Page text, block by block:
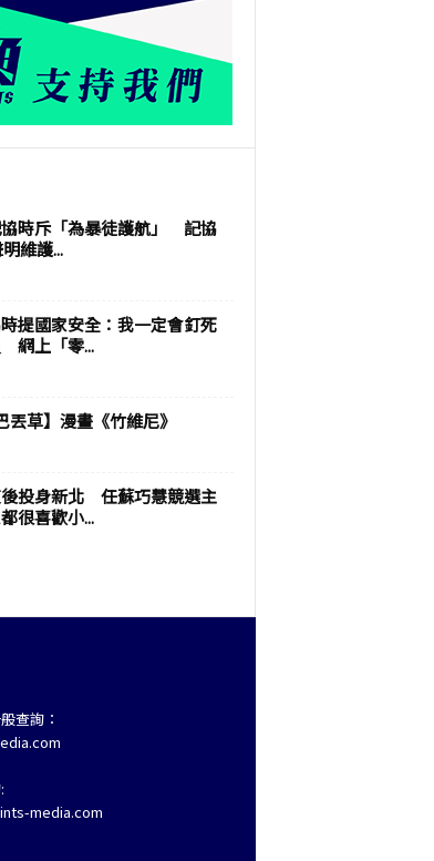
時斥「為暴徒護航」 記協
維護...
提國家安全：我一定會釘死
網上「零...
丟草】漫畫《竹維尼》
投身新北 任蘇巧慧競選主
很喜歡小...
查詢：
media.com